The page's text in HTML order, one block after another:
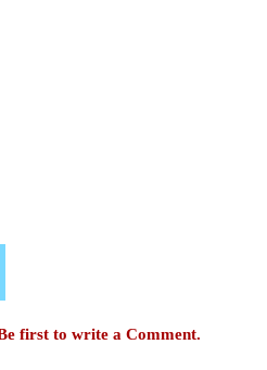
first to write a Comment.